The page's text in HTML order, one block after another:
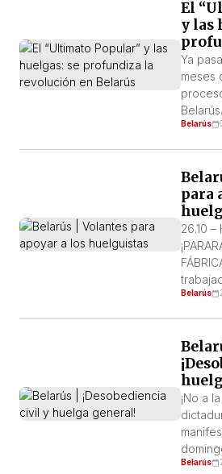
Mater”.
El
y las
Ya
meses
vimos
de
la
de
Belarús
para
26.10 –
más
presos
simula
[…]
Belarús
¡No a
hasta
Belarús